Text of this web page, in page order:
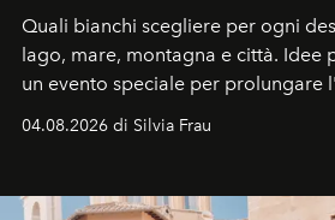
Quali bianchi scegliere per ogni
lago, mare, montagna e città. Idee
un evento speciale per prolungare
04.08.2026 di Silvia Frau